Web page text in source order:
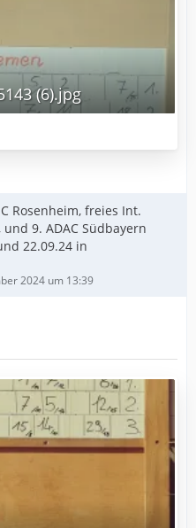
(6).jpg
Rosenheim, freies Int.
9. ADAC Südbayern
22.09.24 in
2024 um 13:39